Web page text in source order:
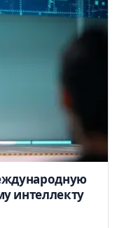
интеллекту